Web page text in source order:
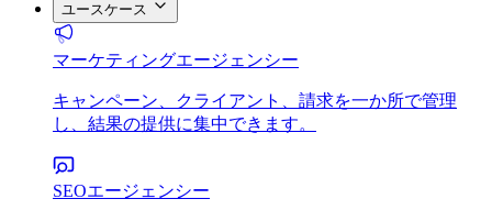
ユースケース
マーケティングエージェンシー
キャンペーン、クライアント、請求を一か所で管理
し、結果の提供に集中できます。
SEOエージェンシー